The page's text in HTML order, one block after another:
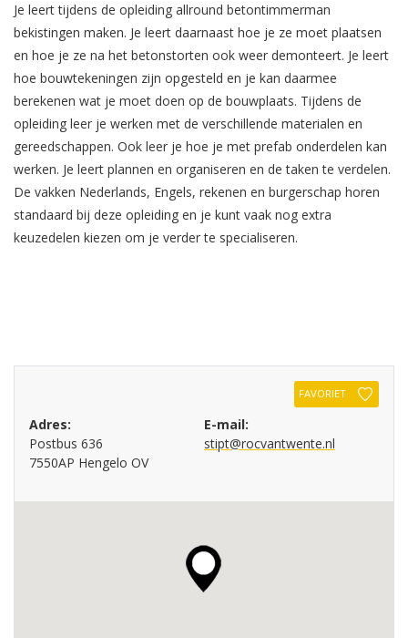
Je leert tijdens de opleiding allround betontimmerman
bekistingen maken. Je leert daarnaast hoe je ze moet plaatsen
en hoe je ze na het betonstorten ook weer demonteert. Je leert
hoe bouwtekeningen zijn opgesteld en je kan daarmee
berekenen wat je moet doen op de bouwplaats. Tijdens de
opleiding leer je werken met de verschillende materialen en
gereedschappen. Ook leer je hoe je met prefab onderdelen kan
werken. Je leert plannen en organiseren en de taken te verdelen.
De vakken Nederlands, Engels, rekenen en burgerschap horen
standaard bij deze opleiding en je kunt vaak nog extra
keuzedelen kiezen om je verder te specialiseren.
FAVORIET
Adres:
Postbus 636
7550AP Hengelo OV
E-mail:
stipt@rocvantwente.nl